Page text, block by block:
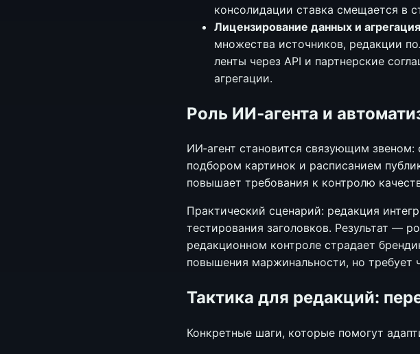
консолидации ставка смещается в
Лицензирование данных и
множества источников, редакции
ленты через API и партнерские
агрегации.
Роль ИИ‑агента и
ИИ‑агент становится связующим звеном:
подбором картинок и расписанием
повышает требования к контролю
Практический сценарий: редакция
тестирования заголовков. Результат —
редакционном контроле страдает
повышения маржинальности, но требует
Тактика для редакций:
Конкретные шаги, которые помогут